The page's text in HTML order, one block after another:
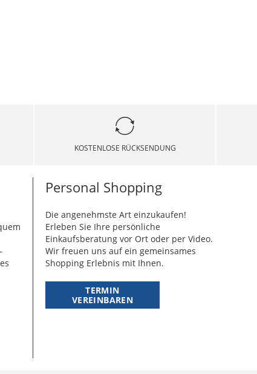
KOSTENLOSE RÜCKSENDUNG
Personal Shopping
Die angenehmste Art einzukaufen!
Erleben Sie Ihre persönliche
Einkaufsberatung vor Ort oder per Video.
Wir freuen uns auf ein gemeinsames
Shopping Erlebnis mit Ihnen.
TERMIN
VEREINBAREN